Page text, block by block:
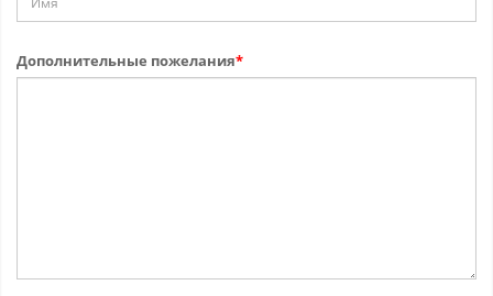
Дополнительные пожелания*